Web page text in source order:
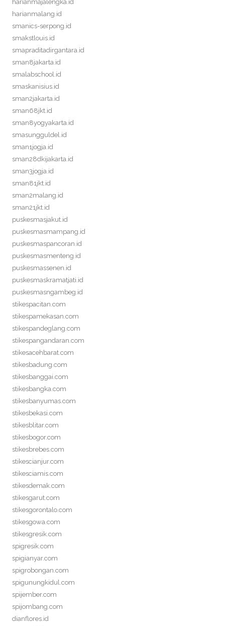
harianmajalengka.id
harianmalang.id
smanics-serpong.id
smakstlouis.id
smapraditadirgantara.id
sman8jakarta.id
smalabschool.id
smaskanisius.id
sman2jakarta.id
sman68jkt.id
sman8yogyakarta.id
smasungguldel.id
sman1jogja.id
sman28dkijakarta.id
sman3jogja.id
sman81jkt.id
sman2malang.id
sman21jkt.id
puskesmasjakut.id
puskesmasmampang.id
puskesmaspancoran.id
puskesmasmenteng.id
puskesmassenen.id
puskesmaskramatjati.id
puskesmasngambeg.id
stikespacitan.com
stikespamekasan.com
stikespandeglang.com
stikespangandaran.com
stikesacehbarat.com
stikesbadung.com
stikesbanggai.com
stikesbangka.com
stikesbanyumas.com
stikesbekasi.com
stikesblitar.com
stikesbogor.com
stikesbrebes.com
stikescianjur.com
stikesciamis.com
stikesdemak.com
stikesgarut.com
stikesgorontalo.com
stikesgowa.com
stikesgresik.com
spigresik.com
spigianyar.com
spigrobongan.com
spigunungkidul.com
spijember.com
spijombang.com
dianflores.id